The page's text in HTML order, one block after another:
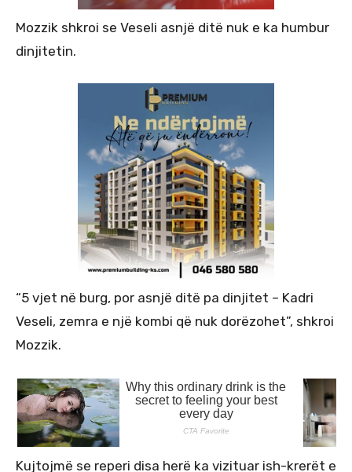
Mozzik shkroi se Veseli asnjë ditë nuk e ka humbur
dinjitetin.
“5 vjet në burg, por asnjë ditë pa dinjitet – Kadri
Veseli, zemra e një kombi që nuk dorëzohet”, shkroi
Mozzik.
Kujtojmë se reperi disa herë ka vizituar ish-krerët e